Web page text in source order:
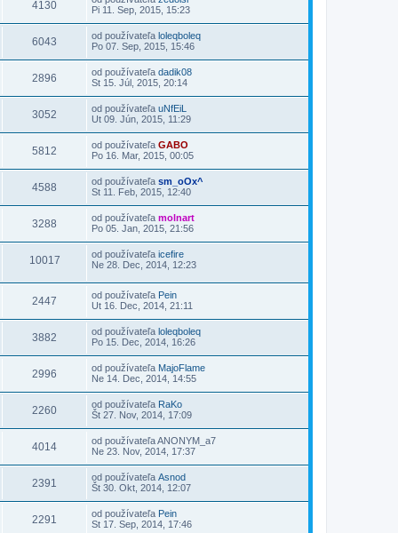
4130
Pi 11. Sep, 2015, 15:23
6043 od používateľa loleqboleq
Po 07. Sep, 2015, 15:46
2896 od používateľa dadik08
St 15. Júl, 2015, 20:14
3052 od používateľa uNfEiL
Ut 09. Jún, 2015, 11:29
5812 od používateľa GABO
Po 16. Mar, 2015, 00:05
4588 od používateľa sm_oOx^
St 11. Feb, 2015, 12:40
3288 od používateľa molnart
Po 05. Jan, 2015, 21:56
10017 od používateľa icefire
Ne 28. Dec, 2014, 12:23
2447 od používateľa Pein
Ut 16. Dec, 2014, 21:11
3882 od používateľa loleqboleq
Po 15. Dec, 2014, 16:26
2996 od používateľa MajoFlame
Ne 14. Dec, 2014, 14:55
2260 od používateľa RaKo
Št 27. Nov, 2014, 17:09
4014 od používateľaANONYM_a7
Ne 23. Nov, 2014, 17:37
2391 od používateľa Asnod
Št 30. Okt, 2014, 12:07
2291 od používateľa Pein
St 17. Sep, 2014, 17:46